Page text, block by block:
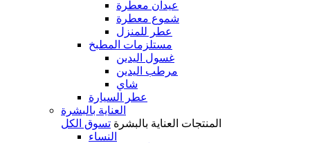
عيدان معطرة
شموع معطرة
عطر للمنزل
مستلزمات المطبخ
غسول اليدين
مرطب اليدين
شاي
عطر السيارة
العناية بالبشرة
المنتجات العناية بالبشرة تسوق الكل
النساء